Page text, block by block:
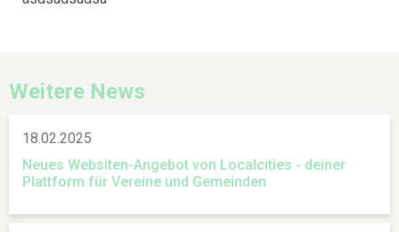
Weitere News
18.02.2025
Neues Websiten-Angebot von Localcities - deiner
Plattform für Vereine und Gemeinden